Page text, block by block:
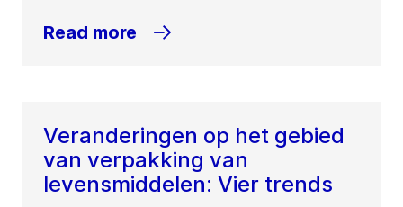
Read more
Veranderingen op het gebied
van verpakking van
levensmiddelen: Vier trends